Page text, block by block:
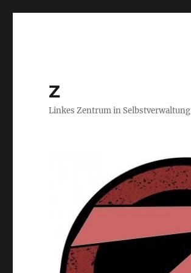
Z
Linkes Zentrum in Selbstverwaltung